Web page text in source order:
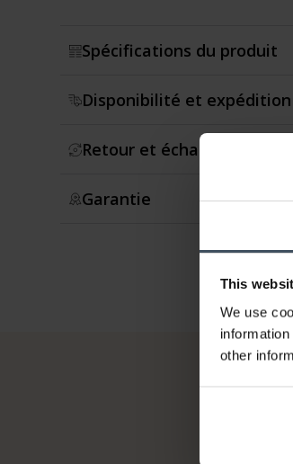
This
We use
other
Spécifications du produit
Disponibilité et expédition
Retour et échange
Garantie